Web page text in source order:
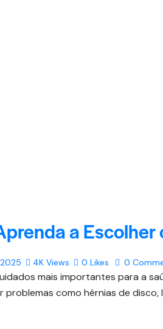
a Escolher
4K Views 0 Likes 0
mais importantes para a
problemas como hérnias de